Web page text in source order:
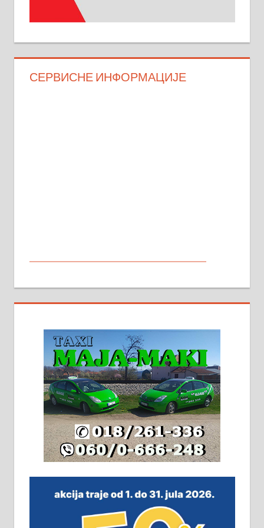
СЕРВИСНЕ ИНФОРМАЦИЈЕ
стамбене целине једна уз другу.
2х150м2, две гараже, централно
грејање на гас и дрва. Две
адресе. 063/71-74-023
Издајем комплетно опремљену
халу на Житковачком путу, на
плацу површине око 7 ари.
064/321-80-51; 063/102-35-25
м2 са плацем од 8 ари у Зеленом
виру у Алексинцу. Могућа
замена. 064/21-63-584